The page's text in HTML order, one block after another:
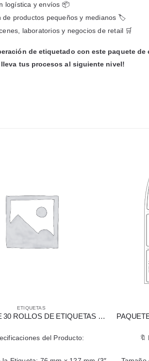
logística y envíos 📦
de productos pequeños y medianos 🏷️
laboratorios y negocios de retail 🛒
de etiquetado con este paquete de
lleva tus procesos al siguiente nivel!
ETIQUETAS
PAQUETE DE 30 ROLLOS DE ETIQUETAS DE TRANSFERENCIA TÉRMICA 76 X 127 MM (3″ X 5″)
del Producto: 🔖